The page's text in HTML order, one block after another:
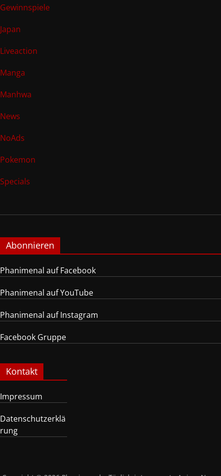
Gewinnspiele
Japan
Liveaction
Manga
Manhwa
News
NoAds
Pokemon
Specials
Abonnieren
Phanimenal auf Facebook
Phanimenal auf YouTube
Phanimenal auf Instagram
Facebook Gruppe
Kontakt
Impressum
Datenschutzerklä
rung